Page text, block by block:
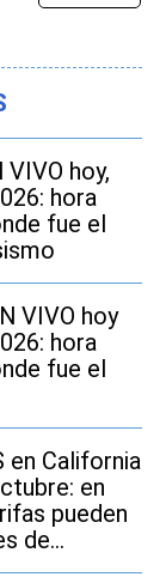
VIVO hoy,
hora
fue el
VIVO hoy
hora
fue el
en California
en
pueden
de